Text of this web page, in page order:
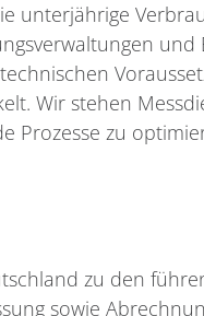
unterjährige
und
Wir stehen
Prozesse zu
zu den
sowie